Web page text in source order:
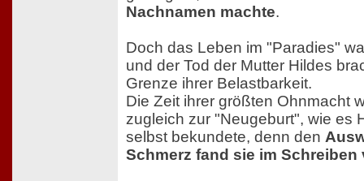
Nachnamen machte.
Doch das Leben im "Paradies"
und der Tod der Mutter Hildes
Grenze ihrer Belastbarkeit.
Die Zeit ihrer größten Ohnmacht
zugleich zur "Neugeburt", wie es
selbst bekundete, denn den
Schmerz fand sie im Schreiben